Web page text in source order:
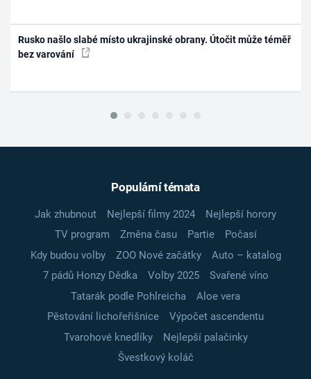
Rusko našlo slabé místo ukrajinské obrany. Útočit může téměř
bez varování
Populární témata
Jak zhubnout Nejlepší filmy 2024
Nejlepší horory
TV program
Změna času Partie
Počasí
Kdy budou volby
ZOO Nové začátky
Auto – katalog
7 pádů Honzy Dědka
Volby 2025
Svařené víno
Tatarák podle Pohlreicha
Aloe vera
Pěstování lichořeřišnice
Výpočet ascendentu
Tvarohové knedlíky
Nejlepší palačinky
Švestkový koláč